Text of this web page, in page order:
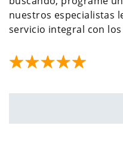
nuestros especialistas
servicio integral con